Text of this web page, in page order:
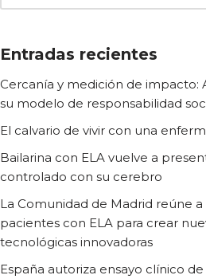
Entradas recientes
Cercanía y medición de impacto:
su modelo de responsabilidad
El calvario de vivir con una
Bailarina con ELA vuelve a
controlado con su cerebro
La Comunidad de Madrid reúne
pacientes con ELA para crear
tecnológicas innovadoras
España autoriza ensayo clínico